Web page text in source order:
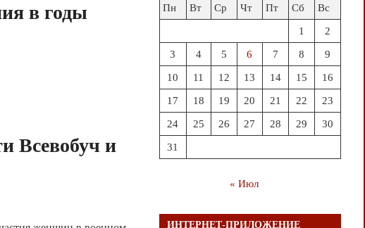
в годы
Всевобуч и
Пн
Вт Ср Чт Пт Сб Вс
1 2
3 4 5 6 7 8 9
10 11 12 13 14 15 16
17 18 19 20 21 22 23
24 25 26 27 28 29 30
31
« Июл
ИНТЕРНЕТ-ПРИЛОЖЕНИЕ